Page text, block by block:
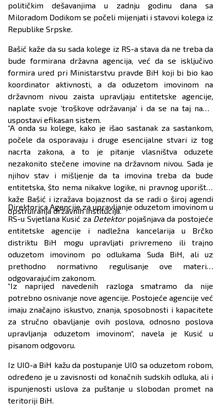
političkim dešavanjima u zadnju godinu dana sa
Miloradom Dodikom se počeli mijenjati i stavovi kolega iz
Republike Srpske.
Bašić kaže da su sada kolege iz RS-a stava da ne treba da
bude formirana državna agencija, već da se isključivo
formira ured pri Ministarstvu pravde BiH koji bi bio kao
koordinator aktivnosti, a da oduzetom imovinom na
državnom nivou zaista upravljaju entitetske agencije,
naplate svoje ‘troškove održavanja’ i da se na taj način
uspostavi efikasan sistem.
“A onda su kolege, kako je išao sastanak za sastankom,
počele da osporavaju i druge esencijalne stvari iz tog
nacrta zakona, a to je pitanje vlasništva oduzete
nezakonito stečene imovine na državnom nivou. Sada je
njihov stav i mišljenje da ta imovina treba da bude
entitetska, što nema nikakve logike, ni pravnog uporišta“,
kaže Bašić i izražava bojaznost da se radi o široj agendi
opstruiranja državnih institucija.
Direktorica Agencije za upravljanje oduzetom imovinom u
RS-u Svjetlana Kusić za Detektorpojašnjava da postojeće
entitetske agencije i nadležna kancelarija u Brčko
distriktu BiH mogu upravljati privremeno ili trajno
oduzetom imovinom po odlukama Suda BiH, ali uz
prethodno normativno regulisanje ove materije
odgovarajućim zakonom.
“Iz naprijed navedenih razloga smatramo da nije
potrebno osnivanje nove agencije. Postojeće agencije već
imaju značajno iskustvo, znanja, sposobnosti i kapacitete
za stručno obavljanje ovih poslova, odnosno poslova
upravljanja oduzetom imovinom“, navela je Kusić u
pisanom odgovoru.
Iz UIO-a BiH kažu da postupanje UIO sa oduzetom robom,
određeno je u zavisnosti od konačnih sudskih odluka, ali i
ispunjenosti uslova za puštanje u slobodan promet na
teritoriji BiH.